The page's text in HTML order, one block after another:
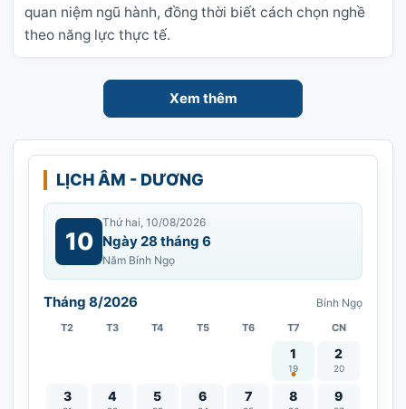
quan niệm ngũ hành, đồng thời biết cách chọn nghề
theo năng lực thực tế.
Xem thêm
LỊCH ÂM - DƯƠNG
10
Thứ hai, 10/08/2026
Ngày 28 tháng 6
Năm Bính Ngọ
Tháng 8/2026 Bính Ngọ
T2 T3 T4 T5 T6 T7 CN
1
19
Vía Quán Thế Âm
2
20
3 4 5 6 7 8 9